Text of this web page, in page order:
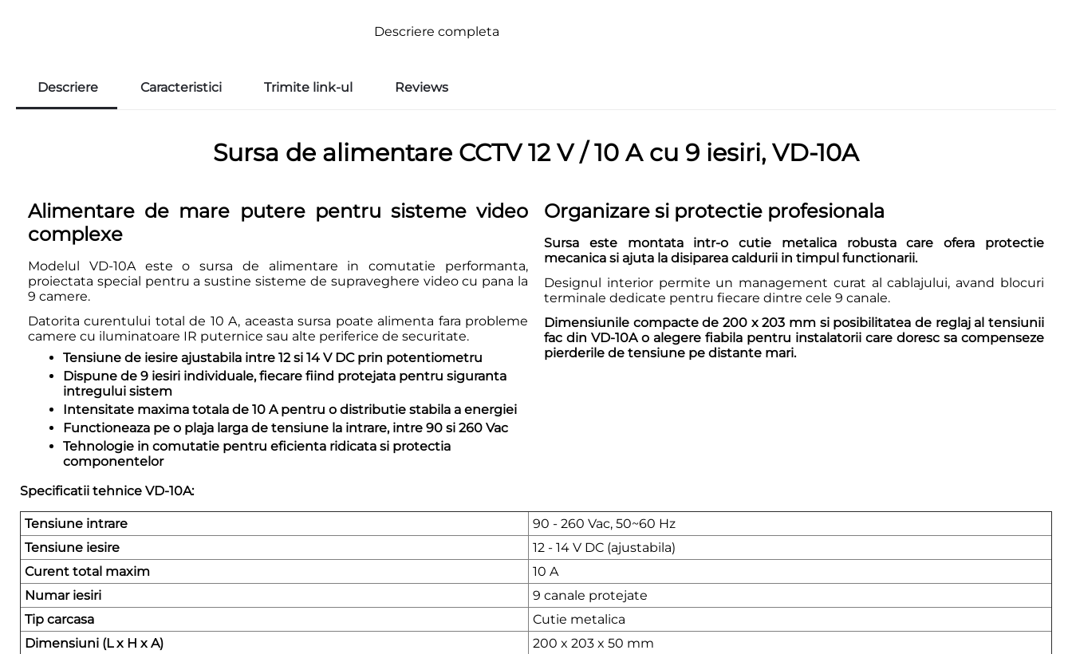
Descriere completa
Descriere Caracteristici Trimite link-ul Reviews
Sursa de alimentare CCTV 12 V / 10 A cu 9 iesiri, VD-10A
Alimentare de mare putere pentru sisteme video
complexe
Modelul VD-10A este o sursa de alimentare in comutatie performanta,
proiectata special pentru a sustine sisteme de supraveghere video cu pana la
9 camere.
Datorita curentului total de 10 A, aceasta sursa poate alimenta fara probleme
camere cu iluminatoare IR puternice sau alte periferice de securitate.
Tensiune de iesire ajustabila intre 12 si 14 V DC prin potentiometru
Dispune de 9 iesiri individuale, fiecare fiind protejata pentru siguranta
intregului sistem
Intensitate maxima totala de 10 A pentru o distributie stabila a energiei
Functioneaza pe o plaja larga de tensiune la intrare, intre 90 si 260 Vac
Tehnologie in comutatie pentru eficienta ridicata si protectia
componentelor
Organizare si protectie profesionala
Sursa este montata intr-o cutie metalica robusta care ofera protectie
mecanica si ajuta la disiparea caldurii in timpul functionarii.
Designul interior permite un management curat al cablajului, avand blocuri
terminale dedicate pentru fiecare dintre cele 9 canale.
Dimensiunile compacte de 200 x 203 mm si posibilitatea de reglaj al tensiunii
fac din VD-10A o alegere fiabila pentru instalatorii care doresc sa compenseze
pierderile de tensiune pe distante mari.
Specificatii tehnice VD-10A:
Tensiune intrare
90 - 260 Vac, 50~60 Hz
Tensiune iesire
12 - 14 V DC (ajustabila)
Curent total maxim
10 A
Numar iesiri
9 canale protejate
Tip carcasa
Cutie metalica
Dimensiuni (L x H x A)
200 x 203 x 50 mm